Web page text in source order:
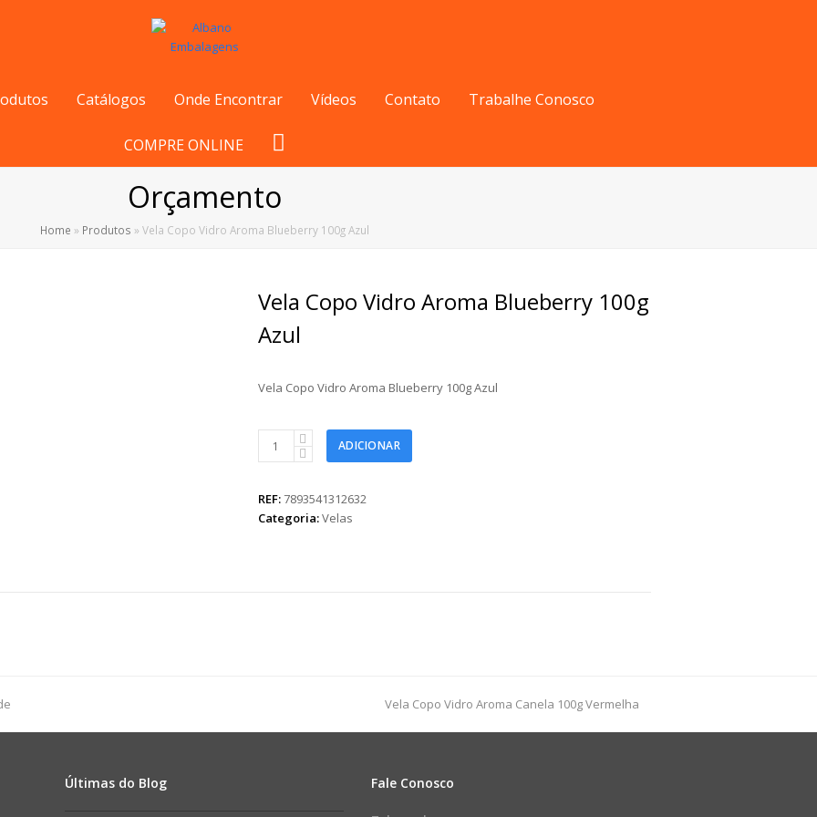
Catálogos Onde Encontrar Vídeos Contato Trabalhe Conosco
COMPRE ONLINE
Orçamento
Home » Produtos » Vela Copo Vidro Aroma Blueberry 100g Azul
Vela Copo Vidro Aroma Blueberry 100g
Azul
Vela Copo Vidro Aroma Blueberry 100g Azul
Aroma
Blueberry
ADICIONAR
REF:7893541312632
Categoria:Velas
next
Vela Copo Vidro Aroma Canela 100g Vermelha
Últimas do Blog Fale Conosco